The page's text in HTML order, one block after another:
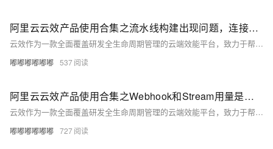
阿里云云效产品使用合集之流水线构建出现问题，连接不到nuget，该如何处理
云效作为一款全面覆盖研发全生命周期管理的云端效能平台，致力于帮助企业实现高效协同、敏捷研发和持续交付。本合集收集整理了用户在使用云效过程中遇到的常见问题，问题涉及项目创建与管理、需求规划与迭代、代码托管与版本控制、自动化测试、持续集成与发布等方面。
嘟嘟嘟嘟嘟嘟 537
阿里云云效产品使用合集之Webhook和Stream用量是如何计费的
云效作为一款全面覆盖研发全生命周期管理的云端效能平台，致力于帮助企业实现高效协同、敏捷研发和持续交付。本合集收集整理了用户在使用云效过程中遇到的常见问题，问题涉及项目创建与管理、需求规划与迭代、代码托管与版本控制、自动化测试、持续集成与发布等方面。
嘟嘟嘟嘟嘟嘟 727